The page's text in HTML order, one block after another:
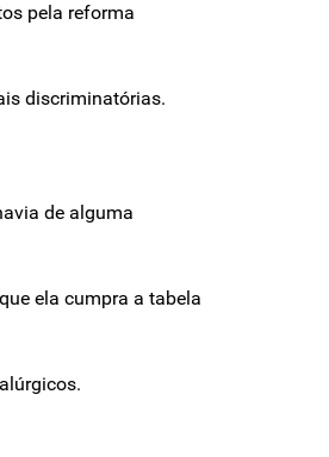
pela reforma
discriminatórias.
de alguma
ela cumpra a tabela